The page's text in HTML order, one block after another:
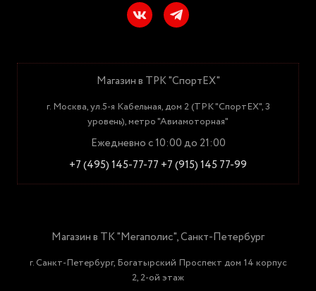
Магазин в ТРК "СпортЕХ"
г. Москва, ул.5-я Кабельная, дом 2 (ТРК "СпортЕХ", 3
уровень), метро "Авиамоторная"
Ежедневно с 10:00 до 21:00
+7 (495) 145-77-77 +7 (915) 145 77-99
Магазин в ТК "Мегаполис", Санкт-Петербург
г. Санкт-Петербург, Богатырский Проспект дом 14 корпус
2, 2-ой этаж